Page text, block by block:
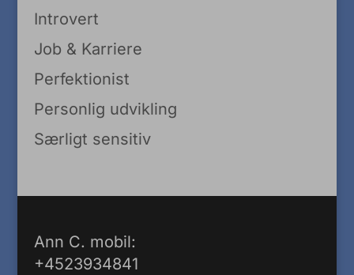
Introvert
Job & Karriere
Perfektionist
Personlig udvikling
Særligt sensitiv
Ann C. mobil:
+4523934841